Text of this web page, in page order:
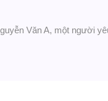
Văn A, một người